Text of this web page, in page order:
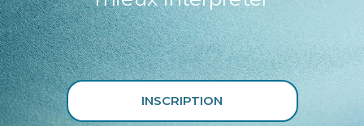
INSCRIPTION